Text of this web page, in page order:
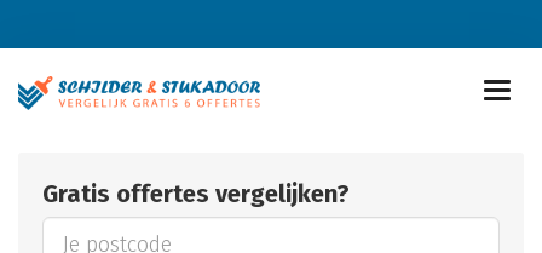
Gratis offertes vergelijken?